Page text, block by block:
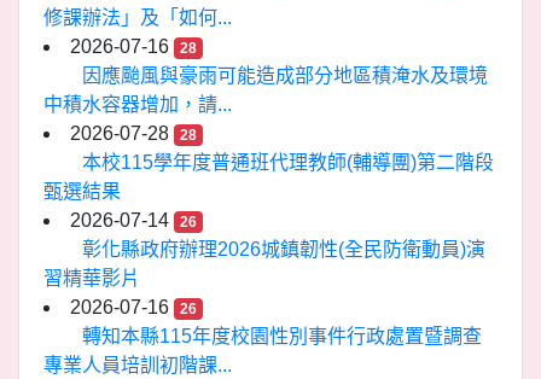
修課辦法」及「如何...
2026-07-16
28
因應颱風與豪雨可能造成部分地區積淹水及環境
中積水容器增加，請...
2026-07-28
28
本校115學年度普通班代理教師(輔導團)第二階段
甄選結果
2026-07-14
26
彰化縣政府辦理2026城鎮韌性(全民防衛動員)演
習精華影片
2026-07-16
26
轉知本縣115年度校園性別事件行政處置暨調查
專業人員培訓初階課...